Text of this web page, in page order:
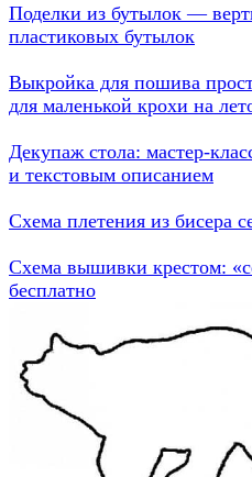
Поделки из бутылок —
пластиковых бутылок
Выкройка для пошива
для маленькой крохи на
Декупаж стола: мастер-
и текстовым описанием
Схема плетения из бисера
Схема вышивки крестом:
бесплатно